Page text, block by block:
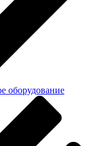
оборудование